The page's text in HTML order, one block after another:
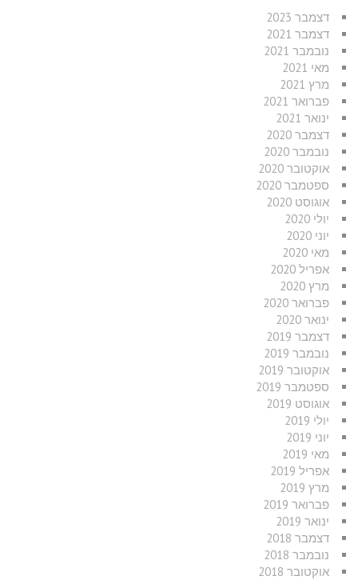
דצמבר 2023
דצמבר 2021
נובמבר 2021
מאי 2021
מרץ 2021
פברואר 2021
ינואר 2021
דצמבר 2020
נובמבר 2020
אוקטובר 2020
ספטמבר 2020
אוגוסט 2020
יולי 2020
יוני 2020
מאי 2020
אפריל 2020
מרץ 2020
פברואר 2020
ינואר 2020
דצמבר 2019
נובמבר 2019
אוקטובר 2019
ספטמבר 2019
אוגוסט 2019
יולי 2019
יוני 2019
מאי 2019
אפריל 2019
מרץ 2019
פברואר 2019
ינואר 2019
דצמבר 2018
נובמבר 2018
אוקטובר 2018